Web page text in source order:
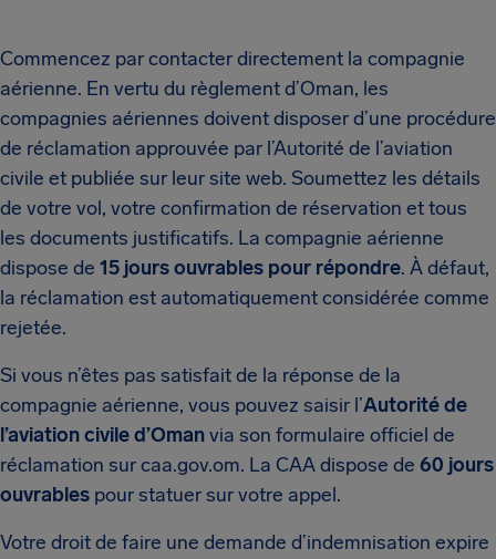
Commencez par contacter directement la compagnie
aérienne. En vertu du règlement d’Oman, les
compagnies aériennes doivent disposer d’une procédure
de réclamation approuvée par l’Autorité de l’aviation
civile et publiée sur leur site web. Soumettez les détails
de votre vol, votre confirmation de réservation et tous
les documents justificatifs. La compagnie aérienne
dispose de 15 jours ouvrables pour répondre. À défaut,
la réclamation est automatiquement considérée comme
rejetée.
Si vous n’êtes pas satisfait de la réponse de la
compagnie aérienne, vous pouvez saisir l’Autorité de
l’aviation civile d’Omanvia son formulaire officiel de
réclamation sur caa.gov.om. La CAA dispose de 60 jours
ouvrables pour statuer sur votre appel.
Votre droit de faire une demande d’indemnisation expire